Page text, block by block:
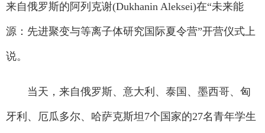
来自俄罗斯的阿列克谢(Dukhanin Aleksei)在“未来能
源：先进聚变与等离子体研究国际夏令营”开营仪式上
说。
当天，来自俄罗斯、意大利、泰国、墨西哥、匈
牙利、厄瓜多尔、哈萨克斯坦7个国家的27名青年学生